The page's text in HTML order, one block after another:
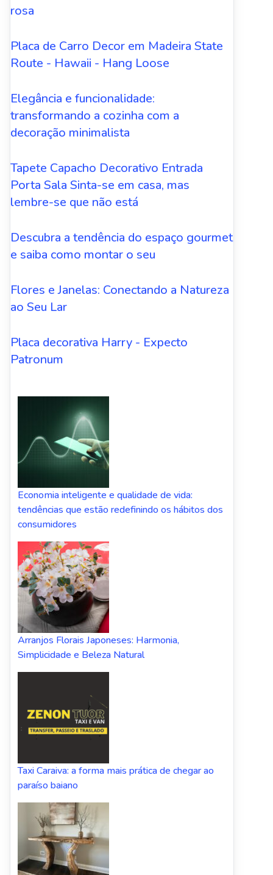
rosa
Placa de Carro Decor em Madeira State
Route - Hawaii - Hang Loose
Elegância e funcionalidade:
transformando a cozinha com a
decoração minimalista
Tapete Capacho Decorativo Entrada
Porta Sala Sinta-se em casa, mas
lembre-se que não está
Descubra a tendência do espaço gourmet
e saiba como montar o seu
Flores e Janelas: Conectando a Natureza
ao Seu Lar
Placa decorativa Harry - Expecto
Patronum
Economia inteligente e qualidade de vida:
tendências que estão redefinindo os hábitos dos
consumidores
Arranjos Florais Japoneses: Harmonia,
Simplicidade e Beleza Natural
Taxi Caraiva: a forma mais prática de chegar ao
paraíso baiano